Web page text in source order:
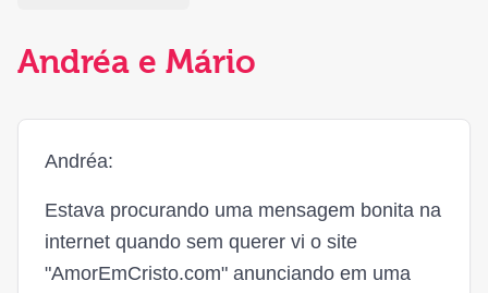
Andréa e Mário
Andréa:
Estava procurando uma mensagem bonita na
internet quando sem querer vi o site
"AmorEmCristo.com" anunciando em uma